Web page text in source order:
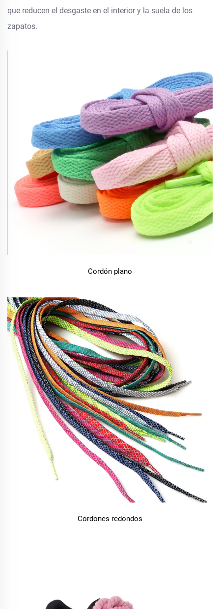
que reducen el desgaste en el interior y la suela de los
zapatos.
Cordón plano
Cordones redondos